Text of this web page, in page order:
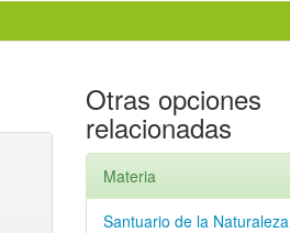
Otras opciones
relacionadas
Materia
Santuario de la Naturaleza